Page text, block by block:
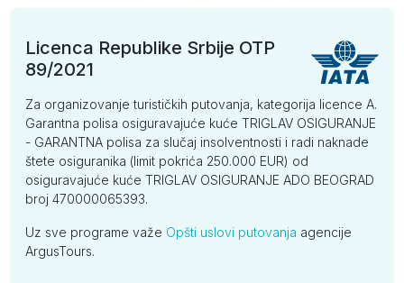
Licenca Republike Srbije OTP
89/2021
Za organizovanje turističkih putovanja, kategorija licence A.
Garantna polisa osiguravajuće kuće TRIGLAV OSIGURANJE
- GARANTNA polisa za slučaj insolventnosti i radi naknade
štete osiguranika (limit pokrića 250.000 EUR) od
osiguravajuće kuće TRIGLAV OSIGURANJE ADO BEOGRAD
broj 470000065393.
Uz sve programe važe Opšti uslovi putovanja agencije
ArgusTours.